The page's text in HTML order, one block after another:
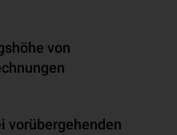
von
vorübergehenden